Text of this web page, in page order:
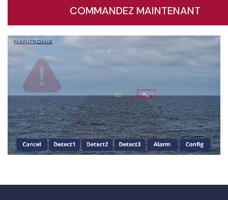
COMMANDEZ MAINTENANT